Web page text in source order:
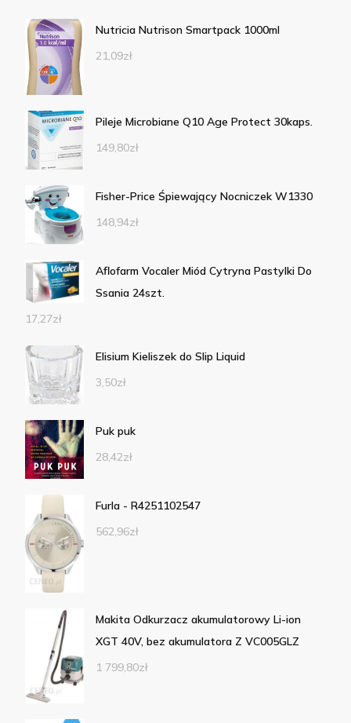
Nutricia Nutrison Smartpack 1000ml
21,09zł
Pileje Microbiane Q10 Age Protect 30kaps.
149,80zł
Fisher-Price Śpiewający Nocniczek W1330
148,94zł
Aflofarm Vocaler Miód Cytryna Pastylki Do
Ssania 24szt.
17,27zł
Elisium Kieliszek do Slip Liquid
3,50zł
Puk puk
28,42zł
Furla - R4251102547
562,96zł
Makita Odkurzacz akumulatorowy Li-ion
XGT 40V, bez akumulatora Z VC005GLZ
1 799,80zł